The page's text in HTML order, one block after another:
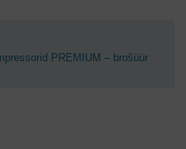
PREMIUM – brošüür